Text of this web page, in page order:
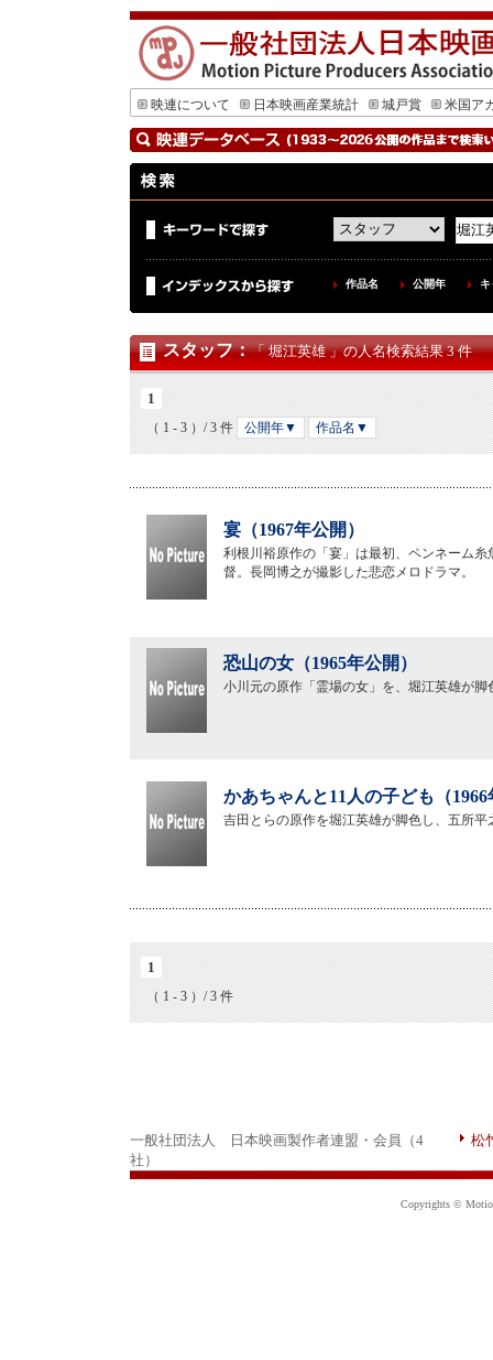
映連について 日本映画産業統計 城戸賞 米国ア
作品名 公開年
スタッフ：「 堀江英雄 」の人名検索結果 3 件
1
（ 1 - 3 ）/ 3 件 公開年▼ 作品名▼
宴（1967年公開）
利根川裕原作の「宴」は最初、ペンネーム
督。長岡博之が撮影した悲恋メロドラマ。
恐山の女（1965年公開）
小川元の原作「霊場の女」を、堀江英雄が
かあちゃんと11人の子ども（1966
吉田とらの原作を堀江英雄が脚色し、五所
1
（ 1 - 3 ）/ 3 件
一般社団法人 日本映画製作者連盟・会員（4
社）
松
Copyrights ©